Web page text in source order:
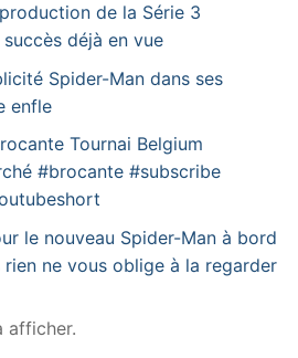
de la Série 3
déjà en vue
Spider-Man dans ses
enfle
Tournai Belgium
#brocante #subscribe
le nouveau Spider-Man à bord
ne vous oblige à la regarder
afficher.